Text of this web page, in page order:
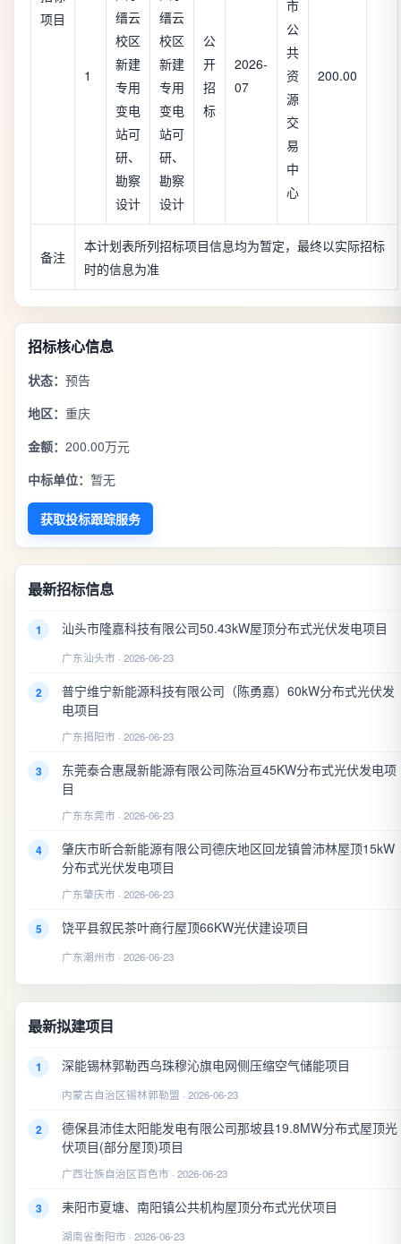
项目
1
缙云
校区
新建
专用
变电
站可
研、
勘察
设计
缙云
校区
新建
专用
变电
站可
研、
勘察
设计
公
开
招
标
2026-
07
市
公
共
资
源
交
易
中
心
200.00
备注
本计划表所列招标项目信息均为暂定，最终以实际招标
时的信息为准
招标核心信息
状态： 预告
地区： 重庆
金额： 200.00万元
中标单位： 暂无
获取投标跟踪服务
最新招标信息
1 汕头市隆嘉科技有限公司50.43kW屋顶分布式光伏发电项目
广东汕头市 · 2026-06-23
2
普宁维宁新能源科技有限公司（陈勇嘉）60kW分布式光伏发
电项目
广东揭阳市 · 2026-06-23
3
东莞泰合惠晟新能源有限公司陈治亘45KW分布式光伏发电项
目
广东东莞市 · 2026-06-23
4
肇庆市昕合新能源有限公司德庆地区回龙镇曾沛林屋顶15kW
分布式光伏发电项目
广东肇庆市 · 2026-06-23
5 饶平县叙民茶叶商行屋顶66KW光伏建设项目
广东潮州市 · 2026-06-23
最新拟建项目
1 深能锡林郭勒西乌珠穆沁旗电网侧压缩空气储能项目
内蒙古自治区锡林郭勒盟 · 2026-06-23
2
德保县沛佳太阳能发电有限公司那坡县19.8MW分布式屋顶光
伏项目(部分屋顶)项目
广西壮族自治区百色市 · 2026-06-23
3 耒阳市夏塘、南阳镇公共机构屋顶分布式光伏项目
湖南省衡阳市 · 2026-06-23